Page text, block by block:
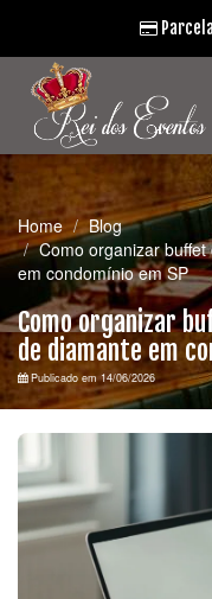
Home
Blog
Como organizar
em condomínio em SP
Como organizar
de diamante em
Publicado em 14/06/2026